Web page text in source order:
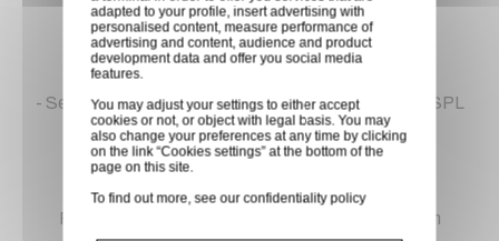
- Poids (kg) : 1,287 kg
- Réponse en fréquence : 50 Hz - 15 kHz
- SPL max : 128 dB
- Sensibilité : -34.7 dBFS/Pa à 1kHz 1 Pa = 94 dB SPL
- Type : bureau
Pied de table et câble USB-C vers USB-C de 1m
adapted to your profile, insert advertising with
personalised content, measure performance of
advertising and content, audience and product
development data and offer you social media
features.
You may adjust your settings to either accept
cookies or not, or object with legal basis. You may
also change your preferences at any time by clicking
on the link “Cookies settings” at the bottom of the
page on this site.
To find out more, see ourconfidentiality policy